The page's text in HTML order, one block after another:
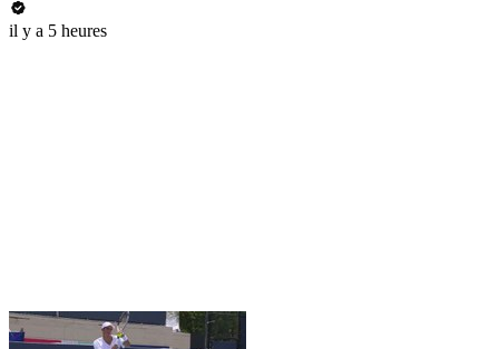
il y a 5 heures